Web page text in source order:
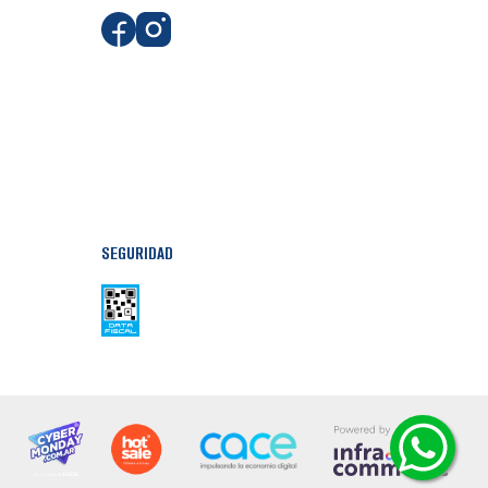
SEGURIDAD